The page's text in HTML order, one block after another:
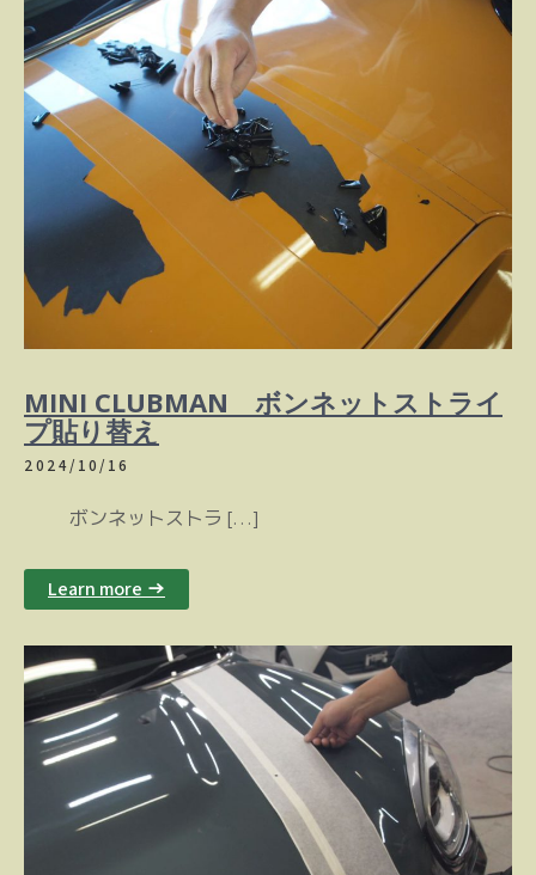
MINI CLUBMAN ボンネットストライ
プ貼り替え
2024/10/16
ボンネットストラ […]
Learn more →